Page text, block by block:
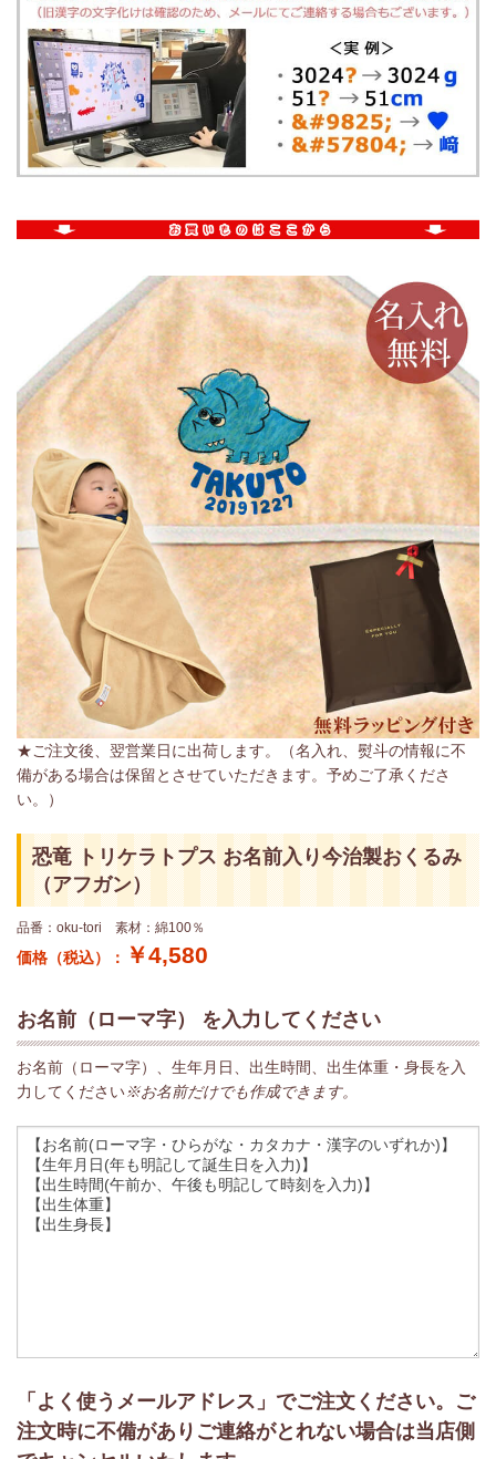
★ご注文後、翌営業日に出荷します。（名入れ、熨斗の情報に不
備がある場合は保留とさせていただきます。予めご了承くださ
い。）
恐竜 トリケラトプス お名前入り今治製おくるみ
（アフガン）
品番：oku-tori 素材：綿100％
価格（税込）： ￥4,580
お名前（ローマ字） を入力してください
お名前（ローマ字）、生年月日、出生時間、出生体重・身長を入
力してください※お名前だけでも作成できます。
「よく使うメールアドレス」でご注文ください。ご
注文時に不備がありご連絡がとれない場合は当店側